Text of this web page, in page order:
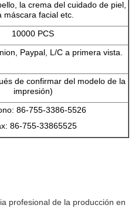
la crema del cuidado de piel,
máscara facial etc.
10000 PCS
Paypal, L/C a primera vista.
de confirmar del modelo de la
impresión)
86-755-3386-5526
86-755-33865525
profesional de la producción en